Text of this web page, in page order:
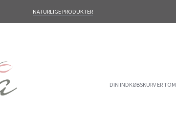
NATURLIGE PRODUKTER
DIN INDKØBSKURV ER TOM